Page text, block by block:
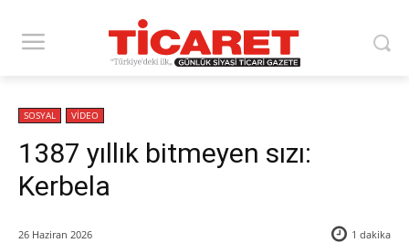
SOSYAL VİDEO
1387 yıllık bitmeyen sızı:
Kerbela
26 Haziran 2026 1 dakika